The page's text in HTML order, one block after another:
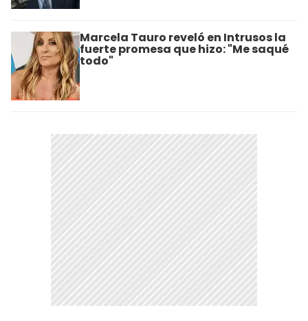
Marcela Tauro reveló en Intrusos la
fuerte promesa que hizo: "Me saqué
todo"